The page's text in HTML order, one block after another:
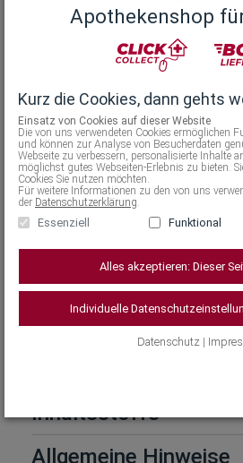
Feuchtigkeitsverteilung 3) In
wie z.B. Ceramiden, wird die
Schutzbarriere gestärkt und die
eingeschlossen. Das Ergebnis:
Feuchtigkeit und Stärkung der
Hautbarriere. ■ Die Haut fühlt sich
geschmeidig an ■ Die Haut wird
und geglättet ■ Die Wasser-in-Öl
schnell ein und klebt nicht ■ Die
widerstandsfähig und dadurch
Trockenheit geschützt ■ Ohne
Feuchtigkeitslotion ist sowohl für
bei Psoriasis, Diabetes und
begleitende Pflege geeignet.
Inhaltsstoffe
Allgemeine Hinweise
Apothekenshop
Kurz die Cookies, dann gehts
Einsatz von Cookies auf dieser Website
Die von uns verwendeten Cookies ermöglichen
und können zur Analyse von Besucherdaten
Webseite zu verbessern, personalisierte Inhalte
möglichst gutes Webseiten-Erlebnis zu bieten.
Cookies Sie nutzen möchten.
Für weitere Informationen zu den von uns
der Datenschutzerklärung.
Essenziell Funktional
Alles akzeptieren: Dieser
Individuelle
Datenschutz |